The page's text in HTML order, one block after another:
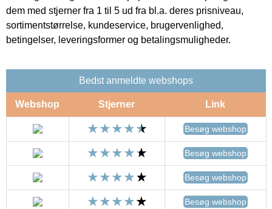
dem med stjerner fra 1 til 5 ud fra bl.a. deres prisniveau,
sortimentstørrelse, kundeservice, brugervenlighed,
betingelser, leveringsformer og betalingsmuligheder.
Bedst anmeldte webshops
Webshop Stjerner Link
Besøg webshop
Besøg webshop
Besøg webshop
Besøg webshop